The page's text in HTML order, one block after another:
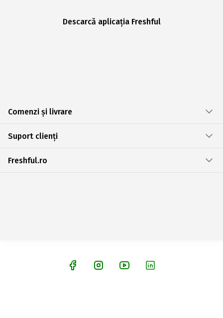
Descarcă aplicația Freshful
Comenzi și livrare
Suport clienți
Freshful.ro